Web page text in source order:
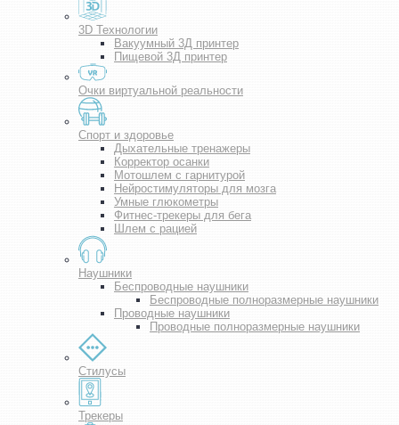
3D Технологии
Вакуумный 3Д принтер
Пищевой 3Д принтер
Очки виртуальной реальности
Спорт и здоровье
Дыхательные тренажеры
Корректор осанки
Мотошлем с гарнитурой
Нейростимуляторы для мозга
Умные глюкометры
Фитнес-трекеры для бега
Шлем с рацией
Наушники
Беспроводные наушники
Беспроводные полноразмерные наушники
Проводные наушники
Проводные полноразмерные наушники
Стилусы
Трекеры